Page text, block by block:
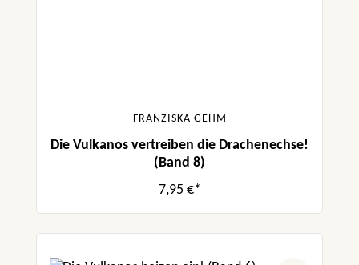
FRANZISKA GEHM
Die Vulkanos vertreiben die Drachenechse!
(Band 8)
7,95 €*